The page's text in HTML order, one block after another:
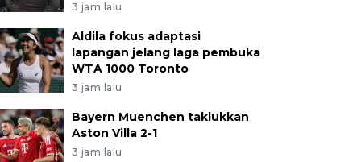
3 jam lalu
Aldila fokus adaptasi
lapangan jelang laga pembuka
WTA 1000 Toronto
3 jam lalu
Bayern Muenchen taklukkan
Aston Villa 2-1
3 jam lalu